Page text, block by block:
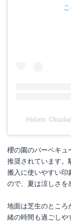
Hideto
櫻の園のバーベキュ
推奨されています。
搬入に使いやすい印
ので、夏は涼しさを
地面は芝生のところ
緒の時間も過ごしや